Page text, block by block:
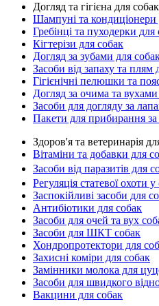
Догляд та гігієна для собак
Шампуні та кондиціонери
Гребінці та пуходерки для
Кігтерізи для собак
Догляд за зубами для
Засоби від запаху та плям
Гігієнічні пелюшки та
Догляд за очима та
Засоби для догляду за
Пакети для прибирання
Здоров'я та ветеринарія
Вітаміни та добавки для
Засоби від паразитів для
Регуляція статевої охоти у
Заспокійливі засоби для
Антибіотики для собак
Засоби для очей та вух
Засоби для ШКТ собак
Хондропротектори для
Захисні коміри для собак
Замінники молока для
Засоби для швидкого
Вакцини для собак